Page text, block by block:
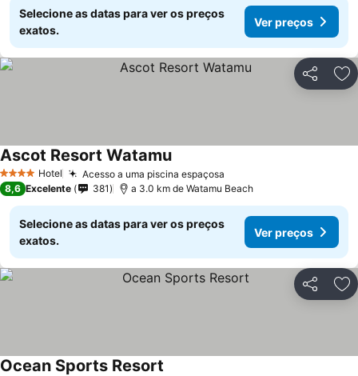
Selecione as datas para ver os preços
exatos.
Ver preços
Partilhar
4 EstrelasHotel Acesso a uma piscina espaçosa
Ascot Resort Watamu
8,6 Excelente 381 a 3.0 km de Watamu Beach
Selecione as datas para ver os preços
exatos.
Ver preços
Partilhar
Ocean Sports Resort